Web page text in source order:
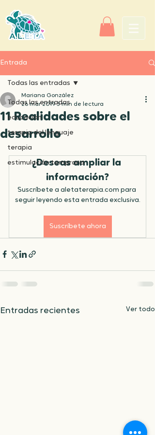
Entrada
Todas las entradas
educación
terapia del lenguaje
terapia
estimulación temprana
Todas las entradas
11 Realidades sobre el
desarrollo
Mariana González
26 mar 20193 min de lectura
¿Deseas ampliar la
información?
Suscríbete a aletaterapia.com para
seguir leyendo esta entrada exclusiva.
Suscríbete ahora
Entradas recientes Ver todo